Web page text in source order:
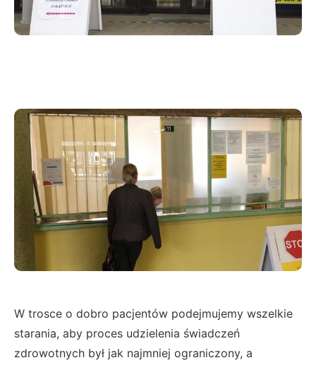
W trosce o dobro pacjentów podejmujemy wszelkie
starania, aby proces udzielenia świadczeń
zdrowotnych był jak najmniej ograniczony, a